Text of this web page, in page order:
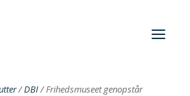
/DBI/Frihedsmuseet genopstår